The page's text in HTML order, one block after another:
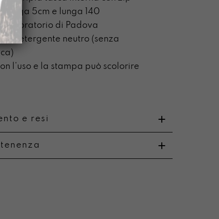
larga 5cm e lunga 140
laboratorio di Padova
detergente neutro (senza
l’uso e la stampa può scolorire
e resi